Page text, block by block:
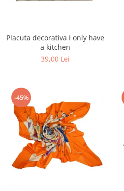
Placuta decorativa I only have
a kitchen
39,00 Lei
-45%